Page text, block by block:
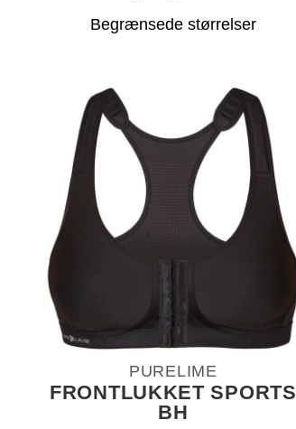
Begrænsede størrelser
PURELIME
FRONTLUKKET SPORTS
BH